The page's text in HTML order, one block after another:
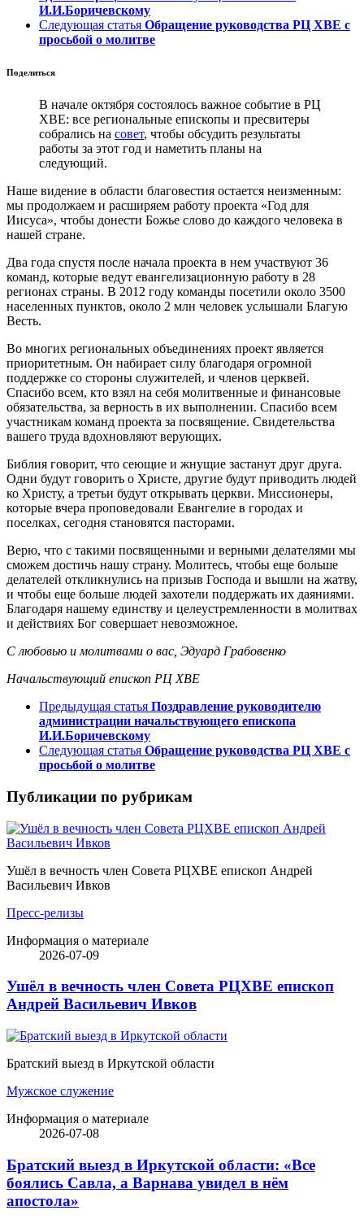
И.И.Боричевскому
Следующая статья Обращение руководства РЦ ХВЕ с
просьбой о молитве
Поделиться
В начале октября состоялось важное событие в РЦ
ХВЕ: все региональные епископы и пресвитеры
собрались на совет, чтобы обсудить результаты
работы за этот год и наметить планы на
следующий.
Наше видение в области благовестия остается неизменным:
мы продолжаем и расширяем работу проекта «Год для
Иисуса», чтобы донести Божье слово до каждого человека в
нашей стране.
Два года спустя после начала проекта в нем участвуют 36
команд, которые ведут евангелизационную работу в 28
регионах страны. В 2012 году команды посетили около 3500
населенных пунктов, около 2 млн человек услышали Благую
Весть.
Во многих региональных объединениях проект является
приоритетным. Он набирает силу благодаря огромной
поддержке со стороны служителей, и членов церквей.
Спасибо всем, кто взял на себя молитвенные и финансовые
обязательства, за верность в их выполнении. Спасибо всем
участникам команд проекта за посвящение. Свидетельства
вашего труда вдохновляют верующих.
Библия говорит, что сеющие и жнущие застанут друг друга.
Одни будут говорить о Христе, другие будут приводить людей
ко Христу, а третьи будут открывать церкви. Миссионеры,
которые вчера проповедовали Евангелие в городах и
поселках, сегодня становятся пасторами.
Верю, что с такими посвященными и верными делателями мы
сможем достичь нашу страну. Молитесь, чтобы еще больше
делателей откликнулись на призыв Господа и вышли на жатву,
и чтобы еще больше людей захотели поддержать их даяниями.
Благодаря нашему единству и целеустремленности в молитвах
и действиях Бог совершает невозможное.
С любовью и молитвами о вас, Эдуард Грабовенко
Начальствующий епископ РЦ ХВЕ
Предыдущая статья Поздравление руководителю
администрации начальствующего епископа
И.И.Боричевскому
Следующая статья Обращение руководства РЦ ХВЕ с
просьбой о молитве
Публикации по рубрикам
Ушёл в вечность член Совета РЦХВЕ епископ Андрей
Васильевич Ивков
Пресс-релизы
Информация о материале
2026-07-09
Ушёл в вечность член Совета РЦХВЕ епископ
Андрей Васильевич Ивков
Братский выезд в Иркутской области
Мужское служение
Информация о материале
2026-07-08
Братский выезд в Иркутской области: «Все
боялись Савла, а Варнава увидел в нём
апостола»